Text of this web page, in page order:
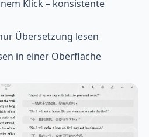
Klick – konsistente
Übersetzung lesen
in einer Oberfläche